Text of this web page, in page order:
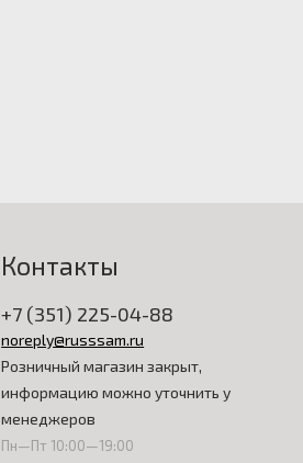
Контакты
+7 (351) 225-04-88
noreply@russsam.ru
Розничный магазин закрыт,
информацию можно уточнить у
менеджеров
Пн—Пт 10:00—19:00